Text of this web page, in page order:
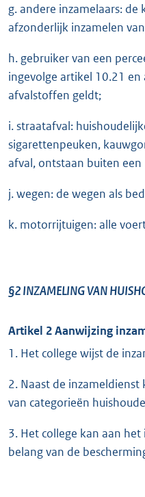
g. andere inzamelaars:
afzonderlijk inzamelen
h. gebruiker van een
ingevolge artikel 10.21
afvalstoffen geldt;
i. straatafval:
sigarettenpeuken,
afval, ontstaan buiten een
j. wegen: de wegen als
k. motorrijtuigen: alle
§2 INZAMELING VAN
Artikel 2 Aanwijzing
1. Het college wijst de
2. Naast de
van categorieën
3. Het college kan aan
belang van de